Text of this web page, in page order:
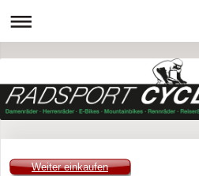
Weiter einkaufen